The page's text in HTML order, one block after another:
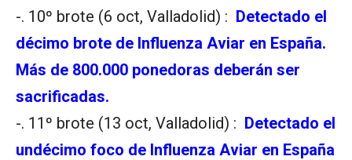
-. 10º brote (6 oct, Valladolid) : Detectado el
décimo brote de Influenza Aviar en España.
Más de 800.000 ponedoras deberán ser
sacrificadas.
-. 11º brote (13 oct, Valladolid) : Detectado el
undécimo foco de Influenza Aviar en España